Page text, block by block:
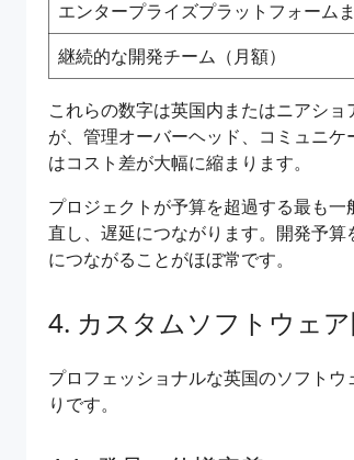
エンタープライズプラットフォーム
継続的な開発チーム（月額）
これらの数字は英国内またはニアシ
が、管理オーバーヘッド、コミュニ
はコスト差が大幅に縮まります。
プロジェクトが予算を超過する最も
直し、遅延につながります。開発予
につながることがほぼ常です。
カスタムソフトウェ
プロフェッショナルな英国のソフト
りです。